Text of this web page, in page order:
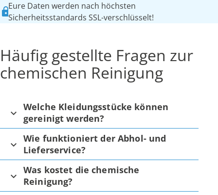
Eure Daten werden nach höchsten
Sicherheitsstandards SSL-verschlüsselt!
Häufig gestellte Fragen zur
chemischen Reinigung
Welche Kleidungsstücke können
gereinigt werden?
Wie funktioniert der Abhol- und
Lieferservice?
Was kostet die chemische
Reinigung?